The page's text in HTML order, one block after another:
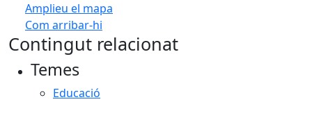
Amplieu el mapa
Com arribar-hi
+
Contingut relacionat
Temes
Educació